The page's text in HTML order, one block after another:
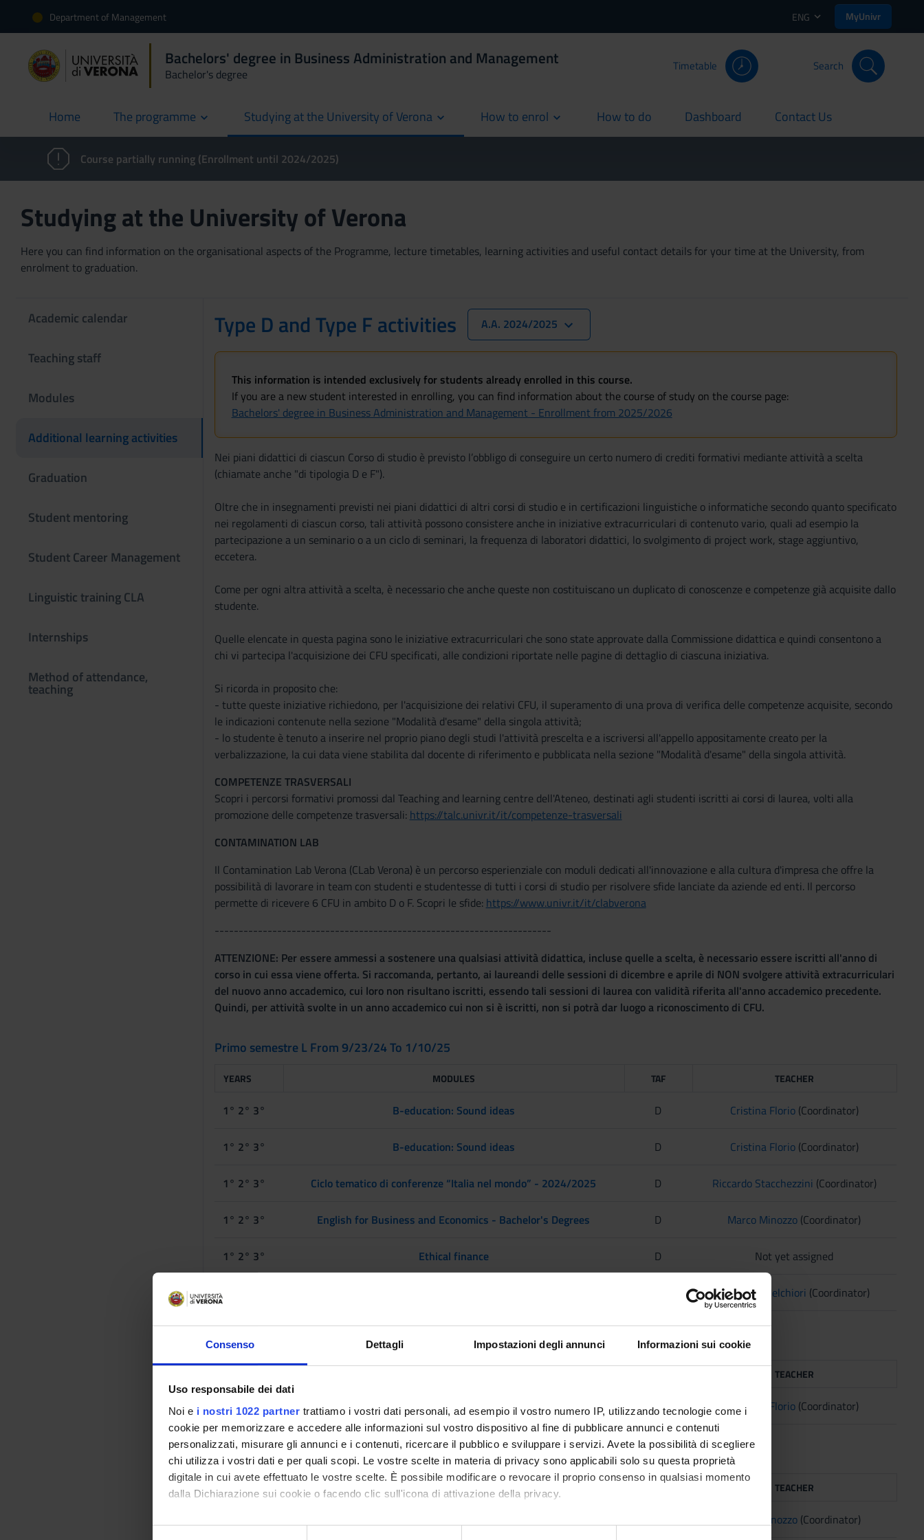
Consenso Dettagli Impostazioni degli annunci Informazioni sui cookie
Uso responsabile dei dati
Noi e i nostri 1022 partner trattiamo i vostri dati personali, ad esempio il vostro numero IP, utilizzando tecnologie come i
cookie per memorizzare e accedere alle informazioni sul vostro dispositivo al fine di pubblicare annunci e contenuti
personalizzati, misurare gli annunci e i contenuti, ricercare il pubblico e sviluppare i servizi. Avete la possibilità di scegliere
chi utilizza i vostri dati e per quali scopi. Le vostre scelte in materia di privacy sono applicabili solo su questa proprietà
digitale in cui avete effettuato le vostre scelte. È possibile modificare o revocare il proprio consenso in qualsiasi momento
dalla Dichiarazione sui cookie o facendo clic sull'icona di attivazione della privacy.
Con il tuo consenso, vorremmo anche:
Department of Management ENG MyUnivr
Bachelors' degree in Business Administration and Management
Bachelor's degree
Timetable Search
Home
current The programme Studying at the University of Verona How to enrol How to do
current Dashboard
current Contact Us
current
Course partially running (Enrollment until 2024/2025)
Studying at the University of Verona
Here you can find information on the organisational aspects of the Programme, lecture timetables, learning activities and useful contact details for your time at the University, from
enrolment to graduation.
Academic calendar
Teaching staff
Modules
Additional learning activities
Graduation
Student mentoring
Student Career Management
Linguistic training CLA
Internships
Method of attendance,
teaching
Type D and Type F activities A.A. 2024/2025
This information is intended exclusively for students already enrolled in this course.
If you are a new student interested in enrolling, you can find information about the course of study on the course page:
Bachelors' degree in Business Administration and Management - Enrollment from 2025/2026
Nei piani didattici di ciascun Corso di studio è previsto l’obbligo di conseguire un certo numero di crediti formativi mediante attività a scelta
(chiamate anche "di tipologia D e F").
Oltre che in insegnamenti previsti nei piani didattici di altri corsi di studio e in certificazioni linguistiche o informatiche secondo quanto specificato
nei regolamenti di ciascun corso, tali attività possono consistere anche in iniziative extracurriculari di contenuto vario, quali ad esempio la
partecipazione a un seminario o a un ciclo di seminari, la frequenza di laboratori didattici, lo svolgimento di project work, stage aggiuntivo,
eccetera.
Come per ogni altra attività a scelta, è necessario che anche queste non costituiscano un duplicato di conoscenze e competenze già acquisite dallo
studente.
Quelle elencate in questa pagina sono le iniziative extracurriculari che sono state approvate dalla Commissione didattica e quindi consentono a
chi vi partecipa l'acquisizione dei CFU specificati, alle condizioni riportate nelle pagine di dettaglio di ciascuna iniziativa.
Si ricorda in proposito che:
- tutte queste iniziative richiedono, per l'acquisizione dei relativi CFU, il superamento di una prova di verifica delle competenze acquisite, secondo
le indicazioni contenute nella sezione "Modalità d'esame" della singola attività;
- lo studente è tenuto a inserire nel proprio piano degli studi l'attività prescelta e a iscriversi all'appello appositamente creato per la
verbalizzazione, la cui data viene stabilita dal docente di riferimento e pubblicata nella sezione "Modalità d'esame" della singola attività.
COMPETENZE TRASVERSALI
Scopri i percorsi formativi promossi dal Teaching and learning centre dell'Ateneo, destinati agli studenti iscritti ai corsi di laurea, volti alla
promozione delle competenze trasversali: https://talc.univr.it/it/competenze-trasversali
CONTAMINATION LAB
Il Contamination Lab Verona (CLab Verona) è un percorso esperienziale con moduli dedicati all'innovazione e alla cultura d'impresa che offre la
possibilità di lavorare in team con studenti e studentesse di tutti i corsi di studio per risolvere sfide lanciate da aziende ed enti. Il percorso
permette di ricevere 6 CFU in ambito D o F. Scopri le sfide: https://www.univr.it/it/clabverona
----------------------------------------------------------------------
ATTENZIONE: Per essere ammessi a sostenere una qualsiasi attività didattica, incluse quelle a scelta, è necessario essere iscritti all'anno di
corso in cui essa viene offerta. Si raccomanda, pertanto, ai laureandi delle sessioni di dicembre e aprile di NON svolgere attività extracurriculari
del nuovo anno accademico, cui loro non risultano iscritti, essendo tali sessioni di laurea con validità riferita all'anno accademico precedente.
Quindi, per attività svolte in un anno accademico cui non si è iscritti, non si potrà dar luogo a riconoscimento di CFU.
Primo semestre L From 9/23/24 To 1/10/25
YEARS MODULES TAF TEACHER
1° 2° 3° B-education: Sound ideas D Cristina Florio(Coordinator)
1° 2° 3° B-education: Sound ideas D Cristina Florio(Coordinator)
1° 2° 3° Ciclo tematico di conferenze “Italia nel mondo” - 2024/2025 D Riccardo Stacchezzini (Coordinator)
1° 2° 3° English for Business and Economics - Bachelor's Degrees D Marco Minozzo (Coordinator)
1° 2° 3° Ethical finance D Not yet assigned
1° 2° 3° Massimo Melchiori (Coordinator)
Primo semestre LM From 9/30/24 To 12/23/24
TEACHER
1° 2° 3° Methods and tools for literature reviews D Cristina Florio(Coordinator)
Periodo generico From 10/1/24 To 5/31/25
YEARS MODULES TAF TEACHER
Marco Minozzo (Coordinator)